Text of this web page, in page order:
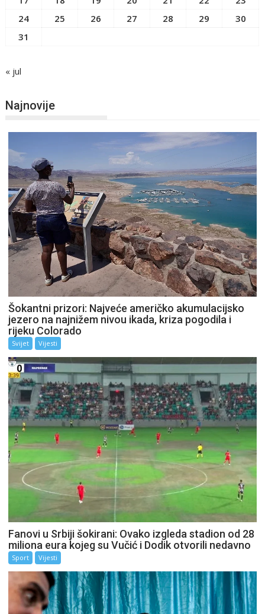
24
25 26 27 28 29
30
31
« jul
Najnovije
Šokantni prizori: Najveće američko akumulacijsko
jezero na najnižem nivou ikada, kriza pogodila i
rijeku Colorado
Svijet Vijesti
Fanovi u Srbiji šokirani: Ovako izgleda stadion od 28
miliona eura kojeg su Vučić i Dodik otvorili nedavno
Sport Vijesti